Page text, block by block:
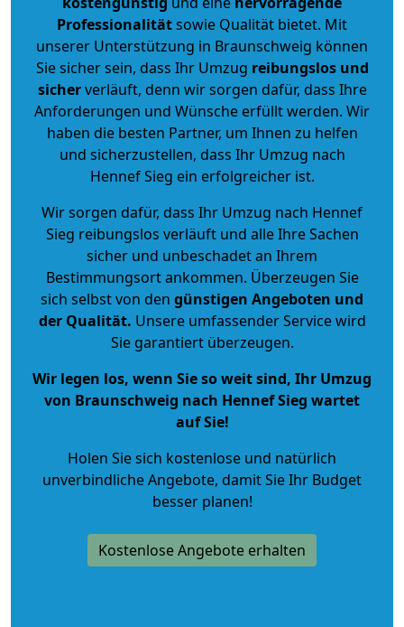
Professionalitätsowie Qualität bietet. Mit
unserer Unterstützung in Braunschweig können
Sie sicher sein, dass Ihr Umzug reibungslos und
sicherverläuft, denn wir sorgen dafür, dass Ihre
Anforderungen und Wünsche erfüllt werden. Wir
haben die besten Partner, um Ihnen zu helfen
und sicherzustellen, dass Ihr Umzug nach
Hennef Sieg ein erfolgreicher ist.
Wir sorgen dafür, dass Ihr Umzug nach Hennef
Sieg reibungslos verläuft und alle Ihre Sachen
sicher und unbeschadet an Ihrem
Bestimmungsort ankommen. Überzeugen Sie
sich selbst von den günstigen Angeboten und
der Qualität. Unsere umfassender Service wird
Sie garantiert überzeugen.
Wir legen los, wenn Sie so weit sind, Ihr Umzug
von Braunschweig nach Hennef Sieg wartet
auf Sie!
Holen Sie sich kostenlose und natürlich
unverbindliche Angebote, damit Sie Ihr Budget
besser planen!
Kostenlose Angebote erhalten